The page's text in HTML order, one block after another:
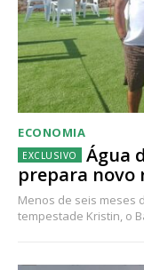
ECONOMIA
Água
prepara
Menos de seis meses
tempestade Kristin, o